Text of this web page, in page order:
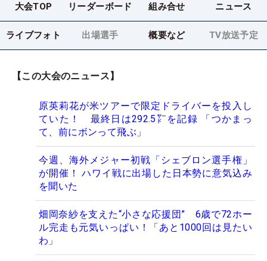
大会TOP リーダーボード 組み合せ ニュース
ライブフォト 出場選手 概要など TV放送予定
【この大会のニュース】
原英莉花が米ツアーで限定ドライバーを投入し
ていた！ 最終日は292.5㍎を記録 「つかまっ
て、前にボンって飛ぶ」
今週、海外メジャー初戦「シェブロン選手権」
が開催！ ハワイ戦に出場した日本勢に意気込み
を聞いた
畑岡奈紗を支えた“小さな応援団” 6歳で72ホー
ル完走も元気いっぱい！「あと1000回は見たい
わ」